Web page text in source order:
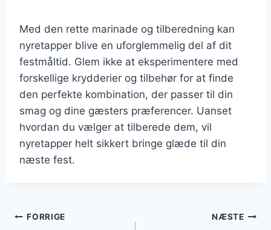
Med den rette marinade og tilberedning kan
nyretapper blive en uforglemmelig del af dit
festmåltid. Glem ikke at eksperimentere med
forskellige krydderier og tilbehør for at finde
den perfekte kombination, der passer til din
smag og dine gæsters præferencer. Uanset
hvordan du vælger at tilberede dem, vil
nyretapper helt sikkert bringe glæde til din
næste fest.
Indlægsnavigation
FORRIGE NÆSTE